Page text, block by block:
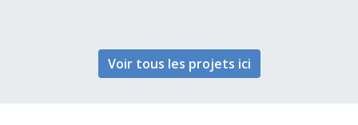
Voir tous les projets ici